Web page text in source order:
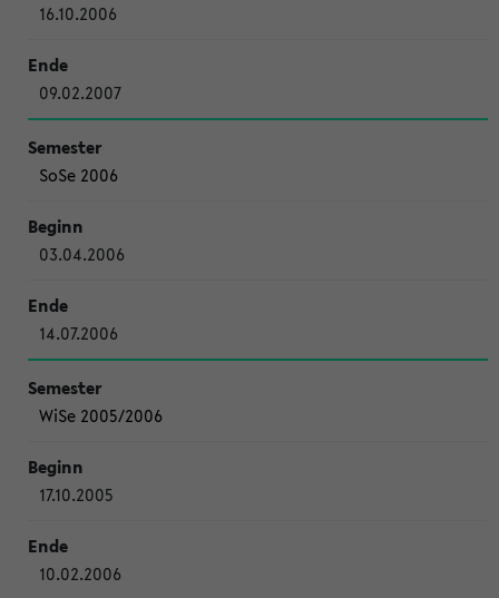
16.10.2006
09.02.2007
SoSe 2006
03.04.2006
14.07.2006
WiSe 2005/2006
17.10.2005
10.02.2006